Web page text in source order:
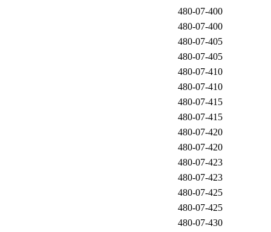
480-07-400
480-07-400
480-07-405
480-07-405
480-07-410
480-07-410
480-07-415
480-07-415
480-07-420
480-07-420
480-07-423
480-07-423
480-07-425
480-07-425
480-07-430